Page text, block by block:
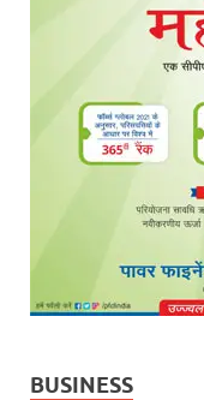
BUSINESS